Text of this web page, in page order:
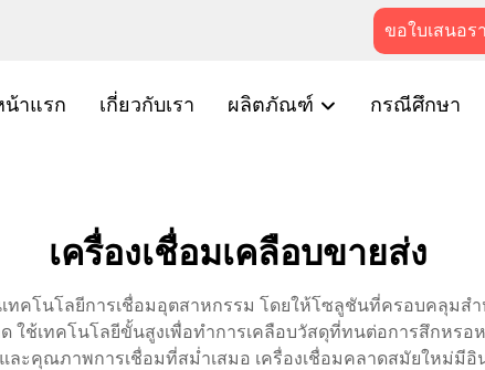
ขอใบเสนอร
น้าแรก เกี่ยวกับเรา ผลิตภัณฑ์ กรณีศึกษา
เครื่องเชื่อมเคลือบขายส่ง
คโนโลยีการเชื่อมอุตสาหกรรม โดยให้โซลูชันที่ครอบคลุมส
ใช้เทคโนโลยีขั้นสูงเพื่อทำการเคลือบวัสดุที่ทนต่อการสึกห
ะคุณภาพการเชื่อมที่สม่ำเสมอ เครื่องเชื่อมคลาดสมัยใหม่มี